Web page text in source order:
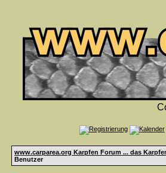
www.carparea.org Karpfen Forum ... das
Benutzer